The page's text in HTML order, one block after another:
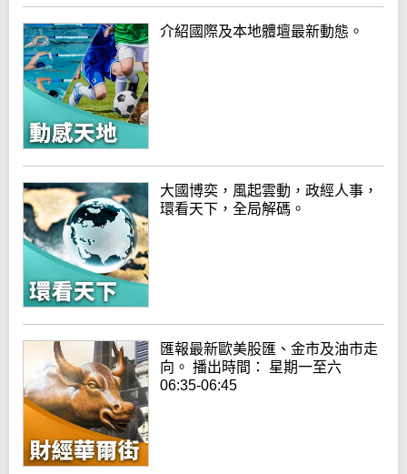
介紹國際及本地體壇最新動態。
大國博奕，風起雲動，政經人事，
環看天下，全局解碼。
匯報最新歐美股匯、金市及油市走
向。 播出時間： 星期一至六
06:35-06:45